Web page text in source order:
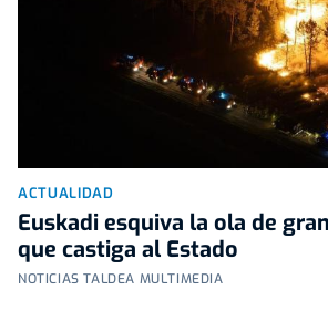
ACTUALIDAD
Euskadi esquiva la ola de
que castiga al Estado
NOTICIAS TALDEA MULTIMEDIA